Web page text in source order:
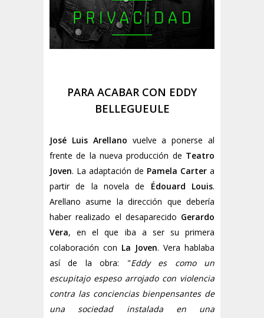
PARA ACABAR CON EDDY
BELLEGUEULE
José Luis Arellano vuelve a ponerse al
frente de la nueva producción de Teatro
Joven. La adaptación de Pamela Carter a
partir de la novela de Édouard Louis.
Arellano asume la dirección que debería
haber realizado el desaparecido Gerardo
Vera, en el que iba a ser su primera
colaboración con La Joven. Vera hablaba
así de la obra: "Eddy es como un
escupitajo espeso arrojado con violencia
contra las conciencias bienpensantes de
una sociedad instalada en una